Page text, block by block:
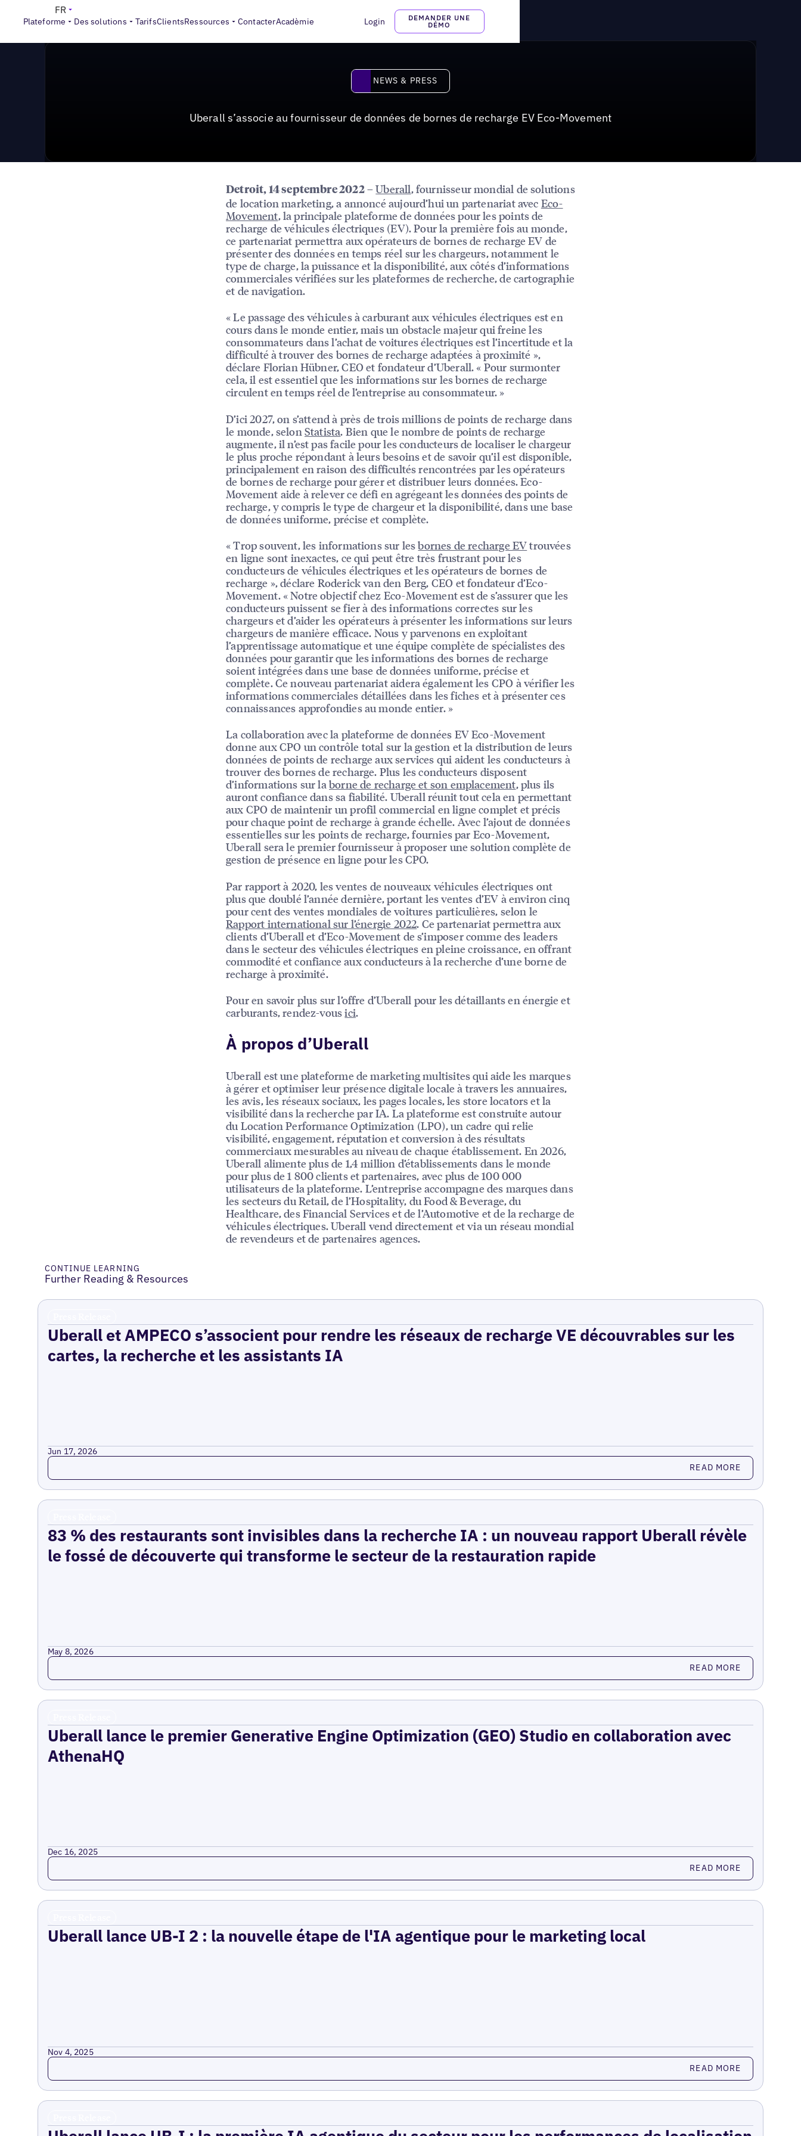
Plateforme Des solutions TarifsClientsRessources ContacterAcadèmie Login
DEMANDER UNE
DÉMO
FR
News & Press Uberall s’associe au fournisseur de données de bornes de recharge EV Eco-Movement
News & Press
NEWS & PRESS
Uberall s’associe au fournisseur de données de bornes de recharge EV Eco-Movement
Detroit, 14 septembre 2022–Uberall, fournisseur mondial de solutions
de location marketing, a annoncé aujourd’hui un partenariat avec Eco-
Movement, la principale plateforme de données pour les points de
recharge de véhicules électriques (EV). Pour la première fois au monde,
ce partenariat permettra aux opérateurs de bornes de recharge EV de
présenter des données en temps réel sur les chargeurs, notamment le
type de charge, la puissance et la disponibilité, aux côtés d’informations
commerciales vérifiées sur les plateformes de recherche, de cartographie
et de navigation.
« Le passage des véhicules à carburant aux véhicules électriques est en
cours dans le monde entier, mais un obstacle majeur qui freine les
consommateurs dans l’achat de voitures électriques est l’incertitude et la
difficulté à trouver des bornes de recharge adaptées à proximité »,
déclare Florian Hübner, CEO et fondateur d’Uberall. « Pour surmonter
cela, il est essentiel que les informations sur les bornes de recharge
circulent en temps réel de l’entreprise au consommateur. »
D’ici 2027, on s’attend à près de trois millions de points de recharge dans
le monde, selon Statista. Bien que le nombre de points de recharge
augmente, il n’est pas facile pour les conducteurs de localiser le chargeur
le plus proche répondant à leurs besoins et de savoir qu’il est disponible,
principalement en raison des difficultés rencontrées par les opérateurs
de bornes de recharge pour gérer et distribuer leurs données. Eco-
Movement aide à relever ce défi en agrégeant les données des points de
recharge, y compris le type de chargeur et la disponibilité, dans une base
de données uniforme, précise et complète.
« Trop souvent, les informations sur lesbornes de recharge EVtrouvées
en ligne sont inexactes, ce qui peut être très frustrant pour les
conducteurs de véhicules électriques et les opérateurs de bornes de
recharge », déclare Roderick van den Berg, CEO et fondateur d’Eco-
Movement. « Notre objectif chez Eco-Movement est de s’assurer que les
conducteurs puissent se fier à des informations correctes sur les
chargeurs et d’aider les opérateurs à présenter les informations sur leurs
chargeurs de manière efficace. Nous y parvenons en exploitant
l’apprentissage automatique et une équipe complète de spécialistes des
données pour garantir que les informations des bornes de recharge
soient intégrées dans une base de données uniforme, précise et
complète. Ce nouveau partenariat aidera également les CPO à vérifier les
informations commerciales détaillées dans les fiches et à présenter ces
connaissances approfondies au monde entier. »
La collaboration avec la plateforme de données EV Eco-Movement
donne aux CPO un contrôle total sur la gestion et la distribution de leurs
données de points de recharge aux services qui aident les conducteurs à
trouver des bornes de recharge. Plus les conducteurs disposent
d’informations sur laborne de recharge et son emplacement, plus ils
auront confiance dans sa fiabilité. Uberall réunit tout cela en permettant
aux CPO de maintenir un profil commercial en ligne complet et précis
pour chaque point de recharge à grande échelle. Avec l’ajout de données
essentielles sur les points de recharge, fournies par Eco-Movement,
Uberall sera le premier fournisseur à proposer une solution complète de
gestion de présence en ligne pour les CPO.
Par rapport à 2020, les ventes de nouveaux véhicules électriques ont
plus que doublé l’année dernière, portant les ventes d’EV à environ cinq
pour cent des ventes mondiales de voitures particulières, selon le
Rapport international sur l’énergie 2022. Ce partenariat permettra aux
clients d’Uberall et d’Eco-Movement de s’imposer comme des leaders
dans le secteur des véhicules électriques en pleine croissance, en offrant
commodité et confiance aux conducteurs à la recherche d’une borne de
recharge à proximité.
Pour en savoir plus sur l’offre d’Uberall pour les détaillants en énergie et
carburants, rendez-vousici.
À propos d’Uberall
Uberall est une plateforme de marketing multisites qui aide les marques
à gérer et optimiser leur présence digitale locale à travers les annuaires,
les avis, les réseaux sociaux, les pages locales, les store locators et la
visibilité dans la recherche par IA. La plateforme est construite autour
du Location Performance Optimization (LPO), un cadre qui relie
visibilité, engagement, réputation et conversion à des résultats
commerciaux mesurables au niveau de chaque établissement. En 2026,
Uberall alimente plus de 1,4 million d’établissements dans le monde
pour plus de 1 800 clients et partenaires, avec plus de 100 000
utilisateurs de la plateforme. L’entreprise accompagne des marques dans
les secteurs du Retail, de l’Hospitality, du Food & Beverage, du
Healthcare, des Financial Services et de l’Automotive et de la recharge de
véhicules électriques. Uberall vend directement et via un réseau mondial
de revendeurs et de partenaires agences.
CONTINUE LEARNING
Further Reading & Resources
Uberall et AMPECO s’associent pour rendre les réseaux de recharge VE découvrables sur les
cartes, la recherche et les assistants IA
Jun 17, 2026
Read more READ MORE
83 % des restaurants sont invisibles dans la recherche IA : un nouveau rapport Uberall révèle
le fossé de découverte qui transforme le secteur de la restauration rapide
May 8, 2026
Read more READ MORE
Uberall lance le premier Generative Engine Optimization (GEO) Studio en collaboration avec
AthenaHQ
Dec 16, 2025
Read more READ MORE
Uberall lance UB-I 2 : la nouvelle étape de l'IA agentique pour le marketing local
Nov 4, 2025
Read more READ MORE